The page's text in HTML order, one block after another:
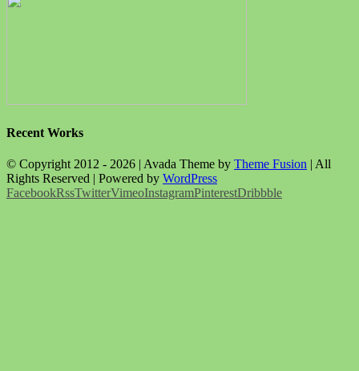
Recent Works
© Copyright 2012 - 2026 | Avada Theme by Theme Fusion | All
Rights Reserved | Powered by WordPress
FacebookRssTwitterVimeoInstagramPinterestDribbble